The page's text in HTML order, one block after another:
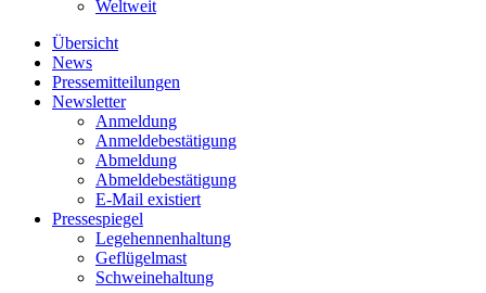
Weltweit
Übersicht
News
Pressemitteilungen
Newsletter
Anmeldung
Anmeldebestätigung
Abmeldung
Abmeldebestätigung
E-Mail existiert
Pressespiegel
Legehennenhaltung
Geflügelmast
Schweinehaltung